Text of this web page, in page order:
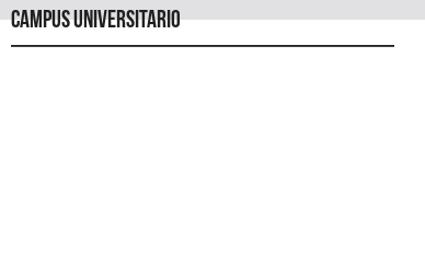
Campus universitario